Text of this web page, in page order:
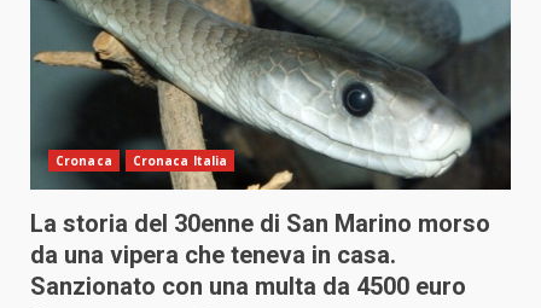
Cronaca Cronaca Italia
La storia del 30enne di San Marino morso
da una vipera che teneva in casa.
Sanzionato con una multa da 4500 euro